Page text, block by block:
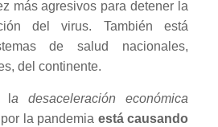
más agresivos para detener la
del virus. También está
de salud nacionales,
del continente.
la desaceleración económica
por la pandemia está causando